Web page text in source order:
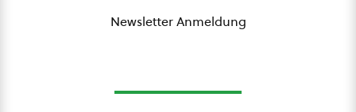
Newsletter Anmeldung